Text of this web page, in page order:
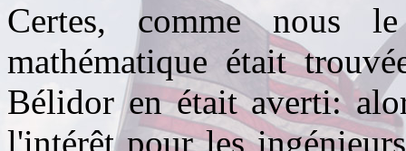
Certes, comme nous
mathématique était
Bélidor en était averti:
l'intérêt pour les